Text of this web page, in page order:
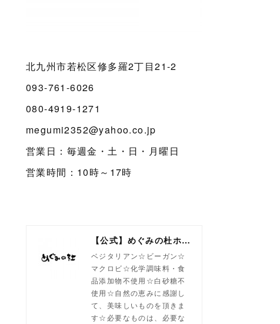
北九州市若松区修多羅2丁目21-2
093-761-6026
080-4919-1271
megumi2352@yahoo.co.jp
営業日：毎週金・土・日・月曜日
営業時間：10時～17時
【公式】めぐみの杜ホームページ(旧自然食工房）
ベジタリアン☆ビーガン☆
マクロビ☆化学調味料・食
品添加物不使用☆白砂糖不
使用☆自然の恵みに感謝し
て、美味しいものを頂きま
す☆必要なものは、必要な